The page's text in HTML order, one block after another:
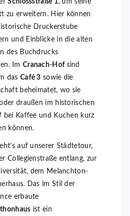
zu erweitern. Hier können
Druckerstube
und Einblicke in die alten
des Buchdrucks
Im Cranach-Hof sind
das Café 3 sowie die
beheimatet, wo sie
draußen im historischen
bei Kaffee und Kuchen kurz
können.
auf unserer Städtetour,
Collegienstraße entlang, zur
dem Melanchton-
Das im Stil der
erbaute
ist ein